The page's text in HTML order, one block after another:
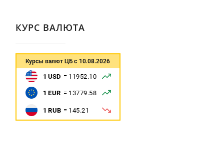
КУРС ВАЛЮТА